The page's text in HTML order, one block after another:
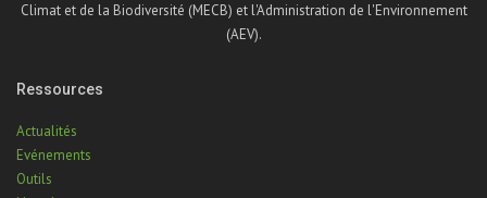
Climat et de la Biodiversité (MECB) et l'Administration de l'Environnement
(AEV).
Ressources
Actualités
Evénements
Outils